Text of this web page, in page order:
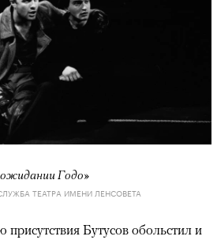
Годо»
ТЕАТРА ИМЕНИ ЛЕНСОВЕТА
присутствия Бутусов обольстил и